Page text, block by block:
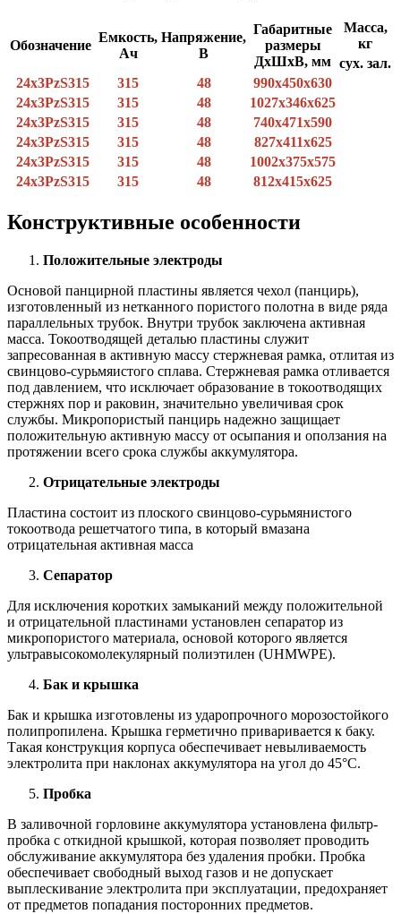
Обозначение
Емкость,
Ач
Напряжение,
В
Габаритные
размеры
ДхШхВ, мм
Масса,
кг
сух. зал.
24х3PzS315
315 48
990х450х630
24х3PzS315
315 48
1027х346х625
24х3PzS315
315 48
740х471х590
24х3PzS315
315 48
827х411х625
24х3PzS315
315 48
1002х375х575
24х3PzS315
315 48 812х415х625
Конструктивные особенности
Положительные электроды
Основой панцирной пластины является чехол (панцирь),
изготовленный из нетканного пористого полотна в виде ряда
параллельных трубок. Внутри трубок заключена активная
масса. Токоотводящей деталью пластины служит
запресованная в активную массу стержневая рамка, отлитая из
свинцово-сурьмяистого сплава. Стержневая рамка отливается
под давлением, что исключает образование в токоотводящих
стержнях пор и раковин, значительно увеличивая срок
службы. Микропористый панцирь надежно защищает
положительную активную массу от осыпания и оползания на
протяжении всего срока службы аккумулятора.
Отрицательные электроды
Пластина состоит из плоского свинцово-сурьмянистого
токоотвода решетчатого типа, в который вмазана
отрицательная активная масса
Сепаратор
Для исключения коротких замыканий между положительной
и отрицательной пластинами установлен сепаратор из
микропористого материала, основой которого является
ультравысокомолекулярный полиэтилен (UHMWPE).
Бак и крышка
Бак и крышка изготовлены из ударопрочного морозостойкого
полипропилена. Крышка герметично приваривается к баку.
Такая конструкция корпуса обеспечивает невыливаемость
электролита при наклонах аккумулятора на угол до 45°С.
Пробка
В заливочной горловине аккумулятора установлена фильтр-
пробка с откидной крышкой, которая позволяет проводить
обслуживание аккумулятора без удаления пробки. Пробка
обеспечивает свободный выход газов и не допускает
выплескивание электролита при эксплуатации, предохраняет
от предметов попадания посторонних предметов.